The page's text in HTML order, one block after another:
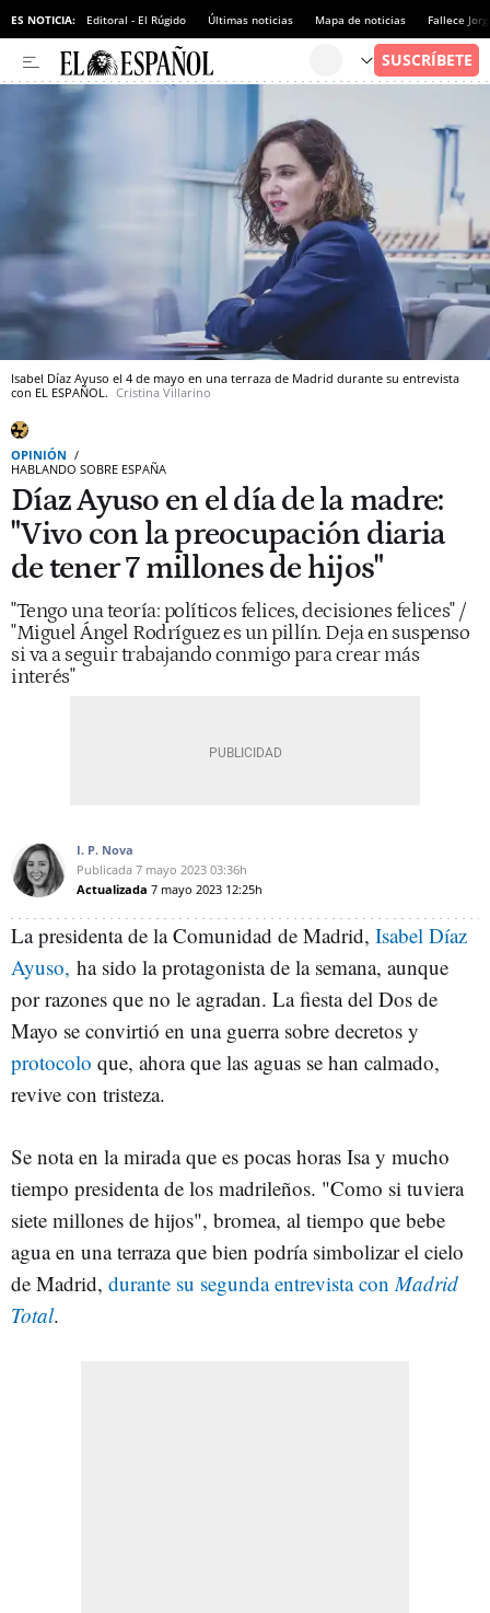
ES NOTICIA: Editoral - El Rúgido Últimas noticias Mapa de noticias Fallece
Isabel Díaz Ayuso el 4 de mayo en una terraza de Madrid durante su entrevista
con EL ESPAÑOL. Cristina Villarino
OPINIÓN
HABLANDO SOBRE ESPAÑA
Díaz Ayuso en el día de la madre:
"Vivo con la preocupación diaria
de tener 7 millones de hijos"
"Tengo una teoría: políticos felices, decisiones felices" /
"Miguel Ángel Rodríguez es un pillín. Deja en suspenso
si va a seguir trabajando conmigo para crear más
interés"
I. P. Nova
Publicada 7 mayo 2023 03:36h
Actualizada 7 mayo 2023 12:25h
La presidenta de la Comunidad de Madrid, Isabel Díaz
Ayuso, ha sido la protagonista de la semana, aunque
por razones que no le agradan. La fiesta del Dos de
Mayo se convirtió en una guerra sobre decretos y
protocolo que, ahora que las aguas se han calmado,
revive con tristeza.
Se nota en la mirada que es pocas horas Isa y mucho
tiempo presidenta de los madrileños. "Como si tuviera
siete millones de hijos", bromea, al tiempo que bebe
agua en una terraza que bien podría simbolizar el cielo
de Madrid, durante su segunda entrevista conMadrid
Total.